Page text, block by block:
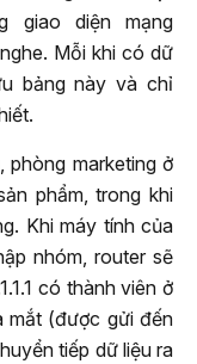
giao diện mạng
Mỗi khi có dữ
bảng này và chỉ
phòng marketing ở
phẩm, trong khi
Khi máy tính của
nhóm, router sẽ
có thành viên ở
mắt (được gửi đến
tiếp dữ liệu ra